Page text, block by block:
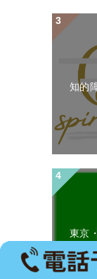
知的
東京
変化